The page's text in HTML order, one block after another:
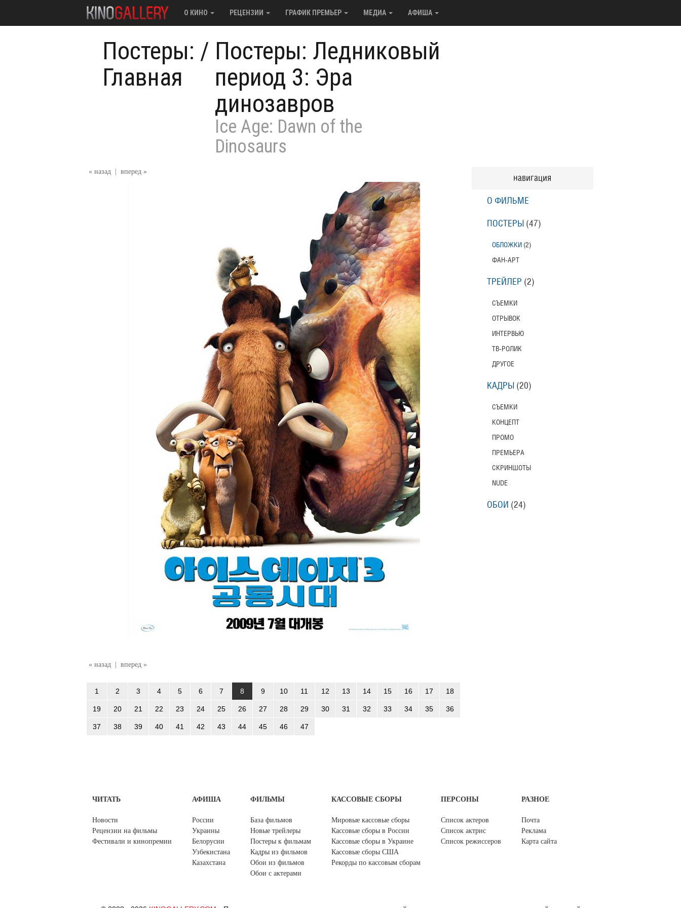
О КИНО РЕЦЕНЗИИ ГРАФИК ПРЕМЬЕР МЕДИА АФИША
Постеры:
Главная
/ Постеры: Ледниковый
период 3: Эра
динозавров
Ice Age: Dawn of the
Dinosaurs
« назад вперед »
« назад вперед »
1 2 3 4 5 6 7 8 9 10 11 12 13 14 15 16 17 18
19 20 21 22 23 24 25 26 27 28 29 30 31 32 33 34 35 36
37 38 39 40 41 42 43 44 45 46 47
навигация
О ФИЛЬМЕ
ПОСТЕРЫ (47)
ОБЛОЖКИ (2)
ФАН-АРТ
ТРЕЙЛЕР (2)
СЪЕМКИ
ОТРЫВОК
ИНТЕРВЬЮ
ТВ-РОЛИК
ДРУГОЕ
КАДРЫ (20)
СЪЕМКИ
КОНЦЕПТ
ПРОМО
ПРЕМЬЕРА
СКРИНШОТЫ
NUDE
ОБОИ (24)
ЧИТАТЬ
Новости
Рецензии на фильмы
Фестивали и кинопремии
АФИША
России
Украины
Белорусии
Узбекистана
Казахстана
ФИЛЬМЫ
База фильмов
Новые трейлеры
Постеры к фильмам
Кадры из фильмов
Обои из фильмов
Обои с актерами
КАССОВЫЕ СБОРЫ
Мировые кассовые сборы
Кассовые сборы в России
Кассовые сборы в Украине
Кассовые сборы США
Рекорды по кассовым сборам
ПЕРСОНЫ
Список актеров
Список актрис
Список режиссеров
РАЗНОЕ
Почта
Реклама
Карта сайта